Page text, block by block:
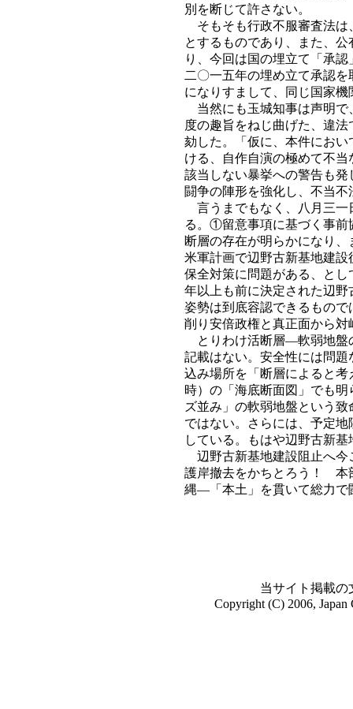
別を断じて許さない。
そもそも行政不服審査法は
とするものであり、また、
り、今回は国の埋立て「承
二〇一五年の埋め立て承認
になりすまして、同じ国家
当然にも玉城知事は声明で
度の趣旨をねじ曲げた、違
劾した。「仮に、本件にお
ける、自作自演の極めて不
該当しない暴挙への警告も
闘争の陣形を強化し、不当
言うまでもなく、八月三一
る。①留意事項に基づく事
断層の存在が明らかになり
米軍計画で辺野古新基地建
保全対策に問題がある、と
年以上も前に決定された辺
姿勢は到底容認できるもの
削り安倍政権と真正面から
とりわけ活断層―軟弱地盤
記載はない。安全性には問
込み場所を「断層によると
時）の「海底断面図」でも
ズ並み」の軟弱地盤という
ではない。さらには、予定
している。もはや辺野古新
辺野古新基地建設阻止へ
護岸撤去をかちとろう！ 本
縄―「本土」を貫いて総力で
当サイト掲載の
Copyright (C) 2006, Japan